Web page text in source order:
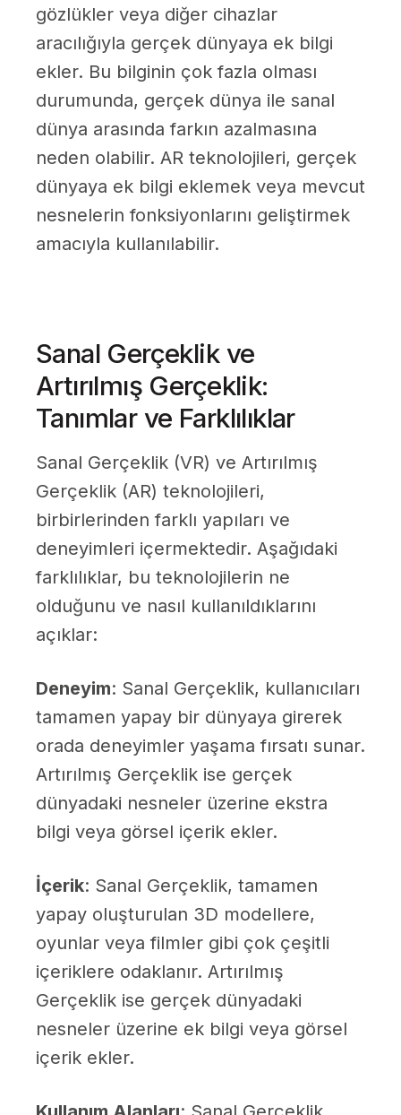
gözlükler veya diğer cihazlar
aracılığıyla gerçek dünyaya ek bilgi
ekler. Bu bilginin çok fazla olması
durumunda, gerçek dünya ile sanal
dünya arasında farkın azalmasına
neden olabilir. AR teknolojileri, gerçek
dünyaya ek bilgi eklemek veya mevcut
nesnelerin fonksiyonlarını geliştirmek
amacıyla kullanılabilir.
Sanal Gerçeklik ve
Artırılmış Gerçeklik:
Tanımlar ve Farklılıklar
Sanal Gerçeklik (VR) ve Artırılmış
Gerçeklik (AR) teknolojileri,
birbirlerinden farklı yapıları ve
deneyimleri içermektedir. Aşağıdaki
farklılıklar, bu teknolojilerin ne
olduğunu ve nasıl kullanıldıklarını
açıklar:
Deneyim: Sanal Gerçeklik, kullanıcıları
tamamen yapay bir dünyaya girerek
orada deneyimler yaşama fırsatı sunar.
Artırılmış Gerçeklik ise gerçek
dünyadaki nesneler üzerine ekstra
bilgi veya görsel içerik ekler.
İçerik: Sanal Gerçeklik, tamamen
yapay oluşturulan 3D modellere,
oyunlar veya filmler gibi çok çeşitli
içeriklere odaklanır. Artırılmış
Gerçeklik ise gerçek dünyadaki
nesneler üzerine ek bilgi veya görsel
içerik ekler.